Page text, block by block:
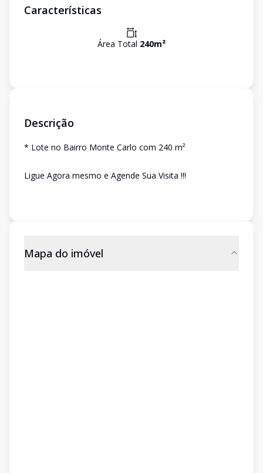
Características
Área Total 240m²
Descrição
* Lote no Bairro Monte Carlo com 240 m²
Ligue Agora mesmo e Agende Sua Visita !!!
Mapa do imóvel